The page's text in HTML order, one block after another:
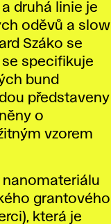
druhá linie je
oděvů a slow
Száko se
specifikuje
bund
představeny
o
vzorem
nanomateriálu
grantového
která je